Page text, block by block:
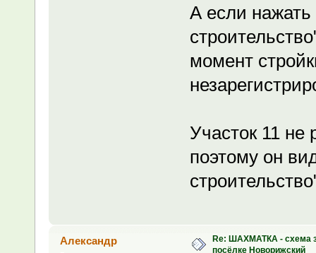
А если
момент
Участок 11 не
поэтому он
Александр
Re: ШАХМАТКА - схема
посёлке Новорижский